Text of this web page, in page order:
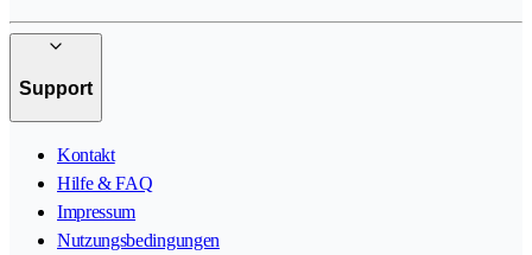
Support
Kontakt
Hilfe & FAQ
Impressum
Nutzungsbedingungen